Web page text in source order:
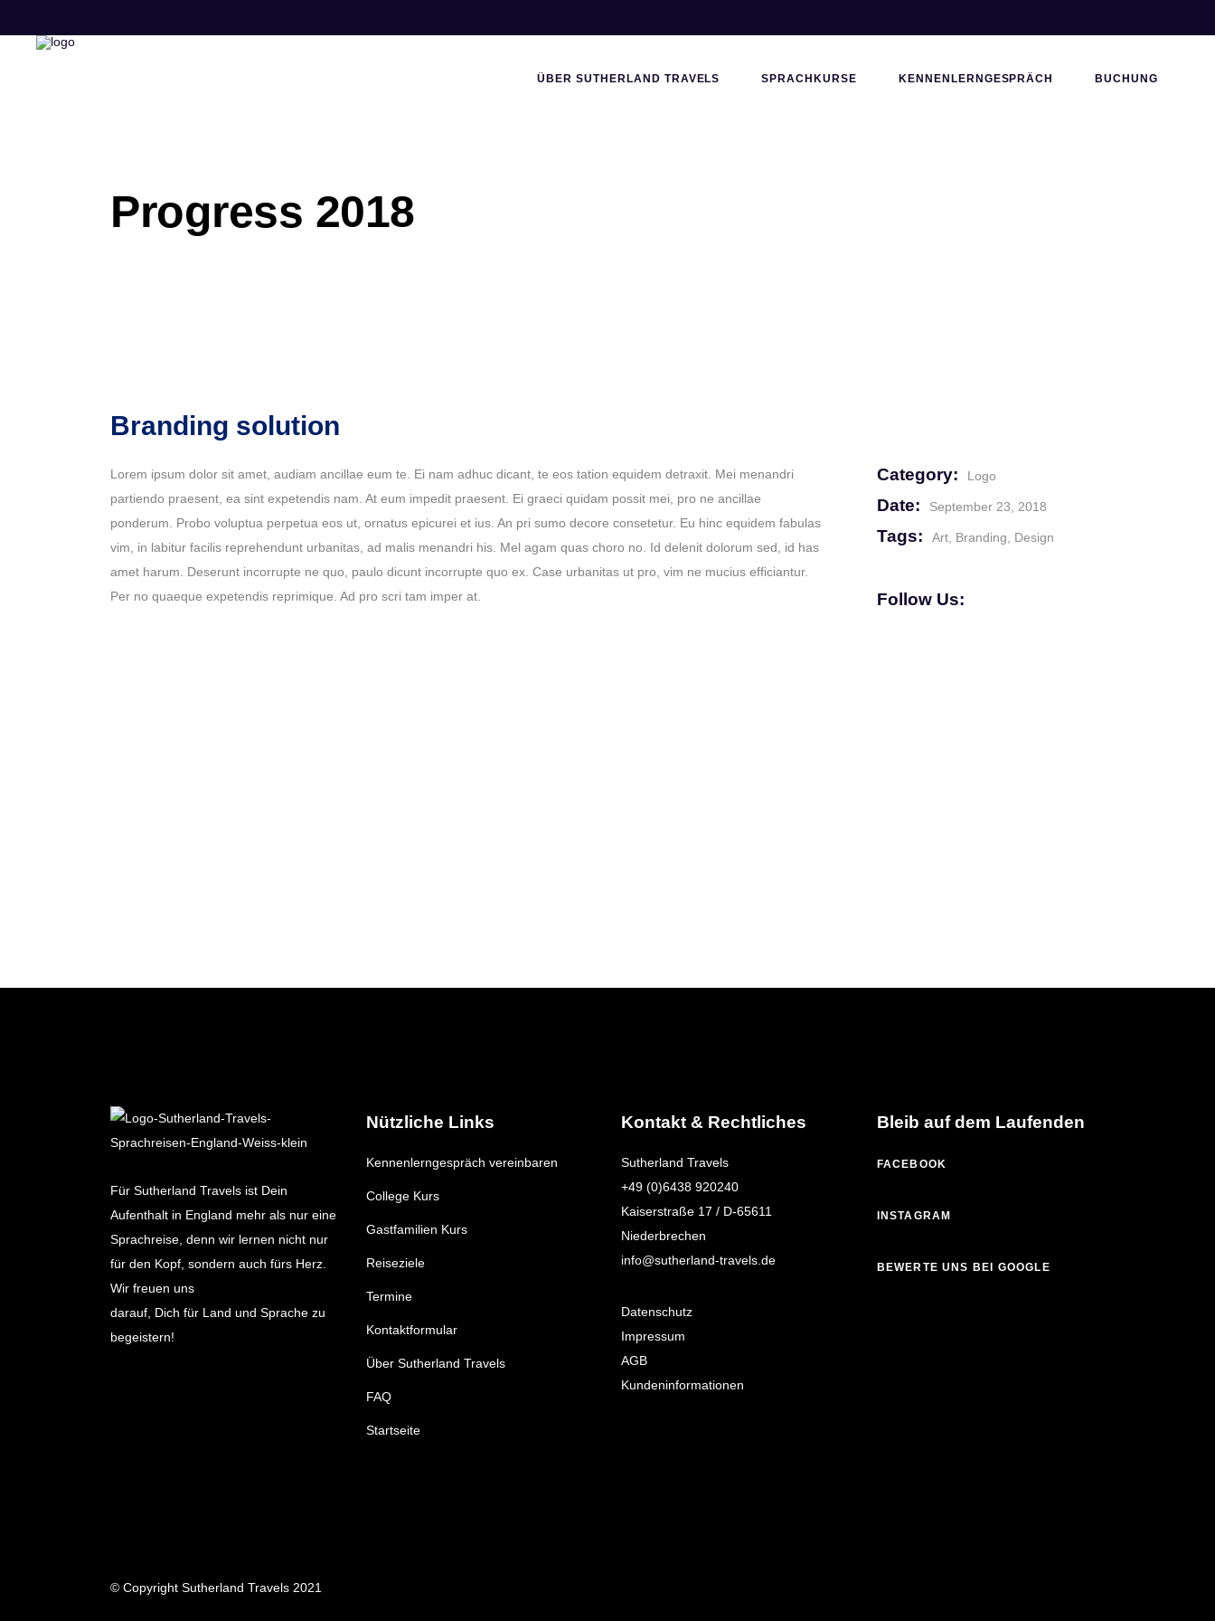
ÜBER SUTHERLAND TRAVELS SPRACHKURSE KENNENLERNGESPRÄCH BUCHUNG
Progress 2018
Branding solution
Lorem ipsum dolor sit amet, audiam ancillae eum te. Ei nam adhuc dicant, te eos tation equidem detraxit. Mei menandri
partiendo praesent, ea sint expetendis nam. At eum impedit praesent. Ei graeci quidam possit mei, pro ne ancillae
ponderum. Probo voluptua perpetua eos ut, ornatus epicurei et ius. An pri sumo decore consetetur. Eu hinc equidem fabulas
vim, in labitur facilis reprehendunt urbanitas, ad malis menandri his. Mel agam quas choro no. Id delenit dolorum sed, id has
amet harum. Deserunt incorrupte ne quo, paulo dicunt incorrupte quo ex. Case urbanitas ut pro, vim ne mucius efficiantur.
Per no quaeque expetendis reprimique. Ad pro scri tam imper at.
Category: Logo
Date: September 23, 2018
Tags: Art Branding Design
Follow Us:
Für Sutherland Travels ist Dein
Aufenthalt in England mehr als nur eine
Sprachreise, denn wir lernen nicht nur
für den Kopf, sondern auch fürs Herz.
Wir freuen uns
darauf, Dich für Land und Sprache zu
begeistern!
Nützliche Links
Kennenlerngespräch vereinbaren
College Kurs
Gastfamilien Kurs
Reiseziele
Termine
Kontaktformular
Über Sutherland Travels
FAQ
Startseite
Kontakt & Rechtliches
Sutherland Travels
+49 (0)6438 920240
Kaiserstraße 17 / D-65611
Niederbrechen
info@sutherland-travels.de
Datenschutz
Impressum
AGB
Kundeninformationen
Bleib auf dem Laufenden
FACEBOOK
INSTAGRAM
BEWERTE UNS BEI GOOGLE
© Copyright Sutherland Travels 2021